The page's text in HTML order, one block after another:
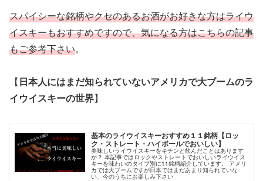
スパイシーな銘柄やクセのあるお酒がお好きな方はライウ
イスキーもおすすめですので、気になる方はこちらの記事
もご参考下さい。
【日本人にはまだ知られていないアメリカで大ブームのラ
イウイスキーの世界】
基本のライウイスキーおすすめ１１銘柄【ロッ
ク・ストレート・ハイボールでおいしい】
美味しいライウイスキーをキチンと飲んだことはあります
か？ 本記事ではロックやストレートでおいしいライウイス
キーを味わいのタイプ別に11銘柄紹介しています。 アメリ
カでは大ブームですが日本ではまだあまり知られていな
い、今のうちにお楽しみ下さい